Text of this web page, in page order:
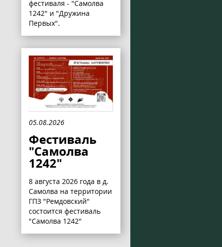
фестиваля - "Самолва
1242" и "Дружина
Первых".
05.08.2026
Фестиваль
"Самолва
1242"
8 августа 2026 года в д.
Самолва на территории
ГПЗ "Ремдовский"
состоится фестиваль
"Самолва 1242"